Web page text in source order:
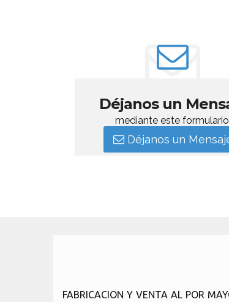
Déjanos un
mediante este
Déjanos un
FABRICACION Y VENTA AL POR